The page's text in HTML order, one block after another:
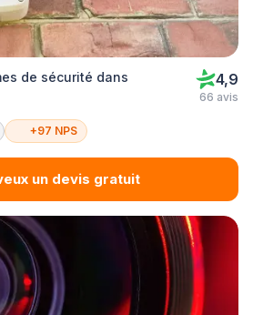
de sécurité dans
4,9
66 avis
+97 NPS
un devis gratuit